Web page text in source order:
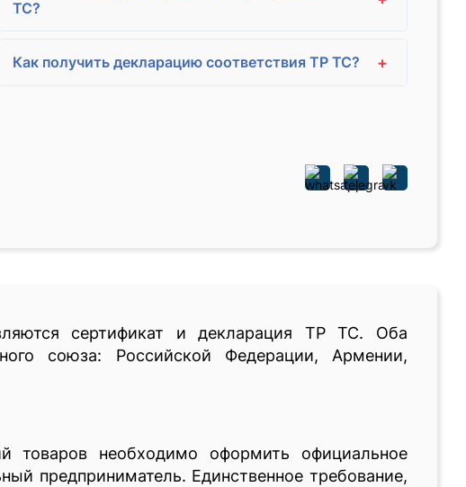
ТС?
Как получить декларацию соответствия ТР ТС? +
сертификат и декларация ТР ТС. Оба
союза: Российской Федерации, Армении,
товаров необходимо оформить официальное
предприниматель. Единственное требование,